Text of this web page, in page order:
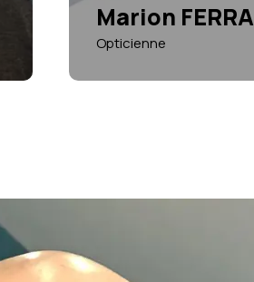
Marion
Opticienne